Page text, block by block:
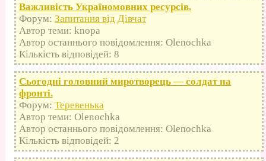
Важливість Україномовних ресурсів.
Форум: Запитання від Дівчат
Автор теми: knopa
Автор останнього повідомлення: Olenochka
Кількість відповідей: 8
Сьогодні головний миротворець — солдат на
фронті.
Форум: Теревенька
Автор теми: Olenochka
Автор останнього повідомлення: Olenochka
Кількість відповідей: 2